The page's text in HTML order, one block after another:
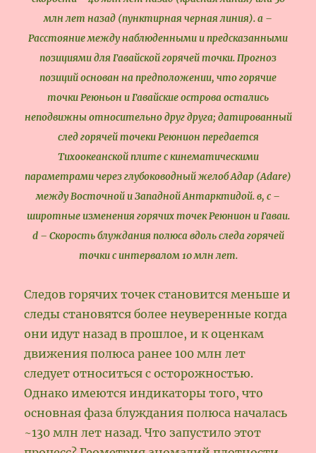
млн лет назад (пунктирная черная линия). а –
Расстояние между наблюденными и предсказанными
позициями для Гавайской горячей точки. Прогноз
позиций основан на предположении, что горячие
точки Реюньон и Гавайские острова остались
неподвижны относительно друг друга; датированный
след горячей точеки Реюнион передается
Тихоокеанской плите с кинематическими
параметрами через глубоководный желоб Адар (Adare)
между Восточной и Западной Антарктидой. в, с –
широтные изменения горячих точек Реюнион и Гаваи.
d – Скорость блуждания полюса вдоль следа горячей
точки с интервалом 10 млн лет.
Следов горячих точек становится меньше и
следы становятся более неуверенные когда
они идут назад в прошлое, и к оценкам
движения полюса ранее 100 млн лет
следует относиться с осторожностью.
Однако имеются индикаторы того, что
основная фаза блуждания полюса началась
~130 млн лет назад. Что запустило этот